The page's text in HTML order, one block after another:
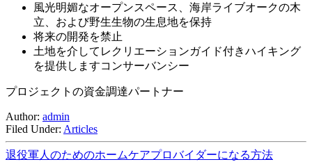
風光明媚なオープンスペース、海岸ライブオークの木
立、および野生生物の生息地を保持
将来の開発を禁止
土地を介してレクリエーションガイド付きハイキング
を提供しますコンサーバンシー
プロジェクトの資金調達パートナー
Author: admin
Filed Under: Articles
退役軍人のためのホームケアプロバイダーになる方法